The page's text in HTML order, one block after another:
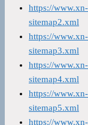
https://
sitemap2.xml
https://
sitemap3.xml
https://
sitemap4.xml
https://
sitemap5.xml
https://